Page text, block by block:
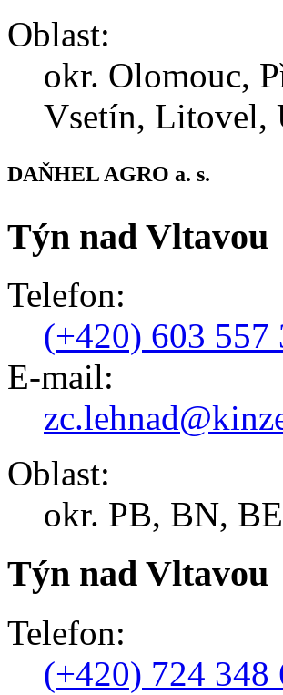
Oblast:
okr. Olomouc,
Vsetín, Litovel,
DAŇHEL AGRO a. s.
Týn nad Vltavou
Telefon:
(+420) 603 557
E-mail:
Oblast:
okr. PB, BN,
Týn nad Vltavou
Telefon:
(+420) 724 348